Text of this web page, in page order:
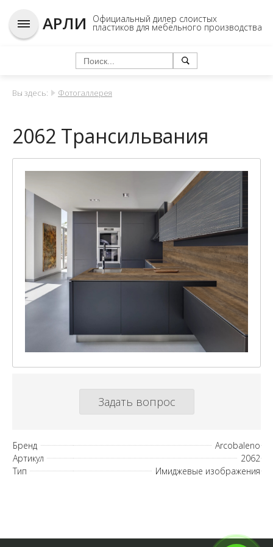
АРЛИ Официальный дилер слоистых
пластиков для мебельного производства
Вы здесь: Фотогаллерея
2062 Трансильвания
Задать вопрос
Бренд
Arcobaleno
Артикул
2062
Тип
Имиджевые изображения